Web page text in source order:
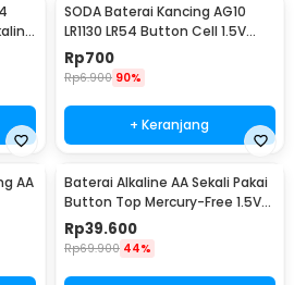
SODA Baterai Kancing AG10
LR1130 LR54 Button Cell 1.5V
Alkaline 1 PCS
Rp700
Rp6.900 90%
+ Keranjang
AA
Baterai Alkaline AA Sekali Pakai
Button Top Mercury-Free 1.5V
10 PCS - Zi5
Rp39.600
Rp69.900 44%